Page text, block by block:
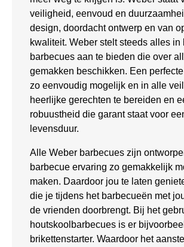
veiligheid, eenvoud en
design, doordacht ontwerp en van
kwaliteit. Weber stelt steeds alles in
barbecues aan te bieden die over
gemakken beschikken. Een
zo eenvoudig mogelijk en in alle
heerlijke gerechten te bereiden en
robuustheid die garant staat voor
levensduur.
Alle Weber barbecues zijn
barbecue ervaring zo gemakkelijk
maken. Daardoor jou te laten
die je tijdens het barbecueën met
de vrienden doorbrengt. Bij het
houtskoolbarbecues is er
brikettenstarter. Waardoor het